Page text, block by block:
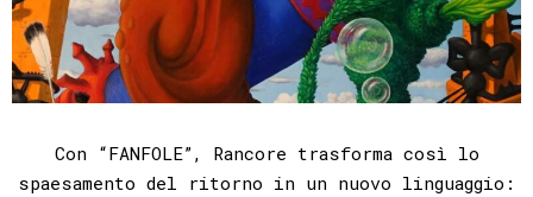
Con “FANFOLE”, Rancore trasforma così lo
spaesamento del ritorno in un nuovo linguaggio: